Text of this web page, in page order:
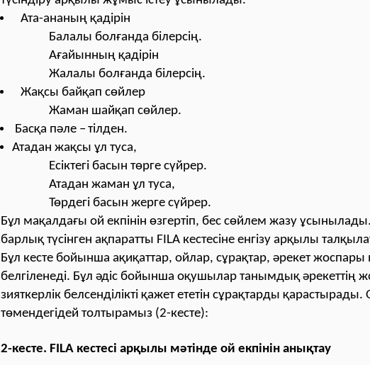
Ата-ананың қадірін
Балалы болғанда білерсің.
Ағайынның қадірін
Жалалы болғанда білерсің.
Жақсы байқап сөйлер
Жаман шайқап сөйлер.
Басқа пәле –тілден.
Атадан жақсы ұл туса,
Есіктегі басын төрге сүйрер.
Атадан жаман ұл туса,
Төрдегі басын жерге сүйрер.
Бұл мақалдағы ой екпінін өзгертіп, бес сөйлем жазу
барлық түсінген ақпаратты FILA кестесіне енгізу арқылы
Бұл кесте бойынша ақиқаттар, ойлар, сұрақтар, әрекет жоспары
белгіленеді. Бұл әдіс бойынша оқушылар танымдық әрекеттің
зияткерлік белсенділікті қажет ететін сұрақтарды қарастырады.
төмендегідей толтырамыз (2-кесте):
2-кесте. FILA кестесі арқылы мәтінде ой екпінін анықтау